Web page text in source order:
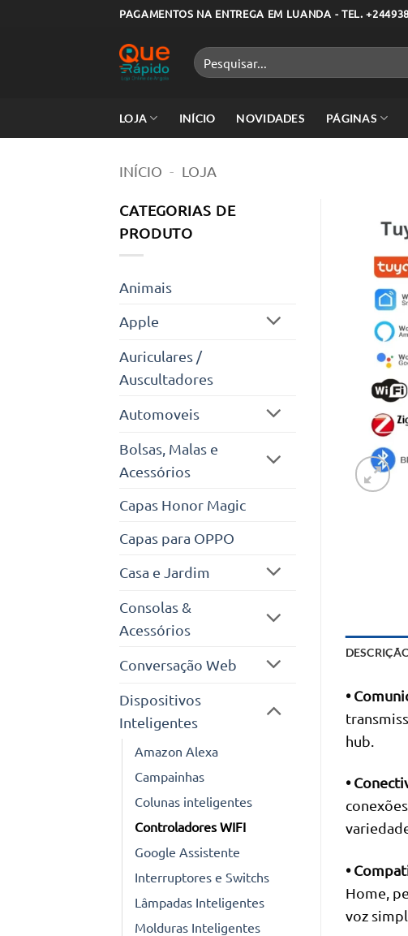
PAGAMENTOS NA ENTREGA EM LUANDA - TEL.
Pesquisar
por:
LOJA INÍCIO NOVIDADES PÁGINAS
INÍCIO - LOJA
CATEGORIAS DE
PRODUTO
Animais
Apple
Auriculares /
Auscultadores
Automoveis
Bolsas, Malas e
Acessórios
Capas Honor Magic
Capas para OPPO
Casa e Jardim
Consolas &
Acessórios
Conversação Web
Dispositivos
Inteligentes
Amazon Alexa
Campainhas
Colunas inteligentes
Controladores WIFI
Google Assistente
Interruptores e Switchs
Lâmpadas Inteligentes
Molduras Inteligentes
•
hub.
•
•
Home,
voz